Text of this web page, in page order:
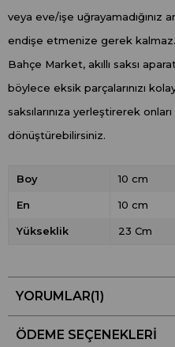
veya eve/işe uğrayamadığınız
endişe etmenize gerek kalmaz.
Bahçe Market, akıllı saksı
böylece eksik parçalarınızı
saksılarınıza yerleştirerek onları
dönüştürebilirsiniz.
Boy 10 cm
En 10 cm
Yükseklik 23 Cm
YORUMLAR(1)
ÖDEME SEÇENEKLERI